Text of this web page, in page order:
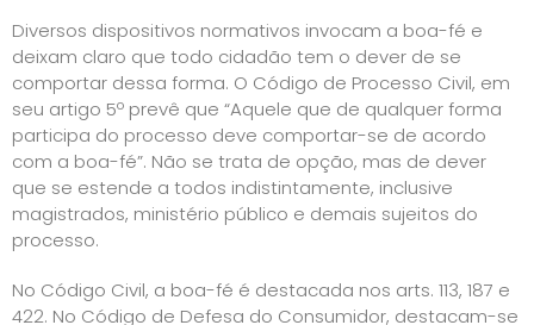
Diversos dispositivos normativos invocam a boa-fé e
deixam claro que todo cidadão tem o dever de se
comportar dessa forma. O Código de Processo Civil, em
seu artigo 5º prevê que “Aquele que de qualquer forma
participa do processo deve comportar-se de acordo
com a boa-fé”. Não se trata de opção, mas de dever
que se estende a todos indistintamente, inclusive
magistrados, ministério público e demais sujeitos do
processo.
No Código Civil, a boa-fé é destacada nos arts. 113, 187 e
422. No Código de Defesa do Consumidor, destacam-se